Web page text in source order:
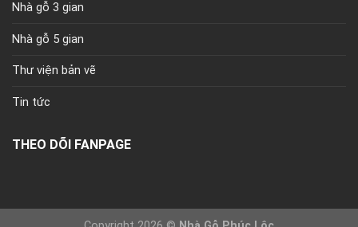
Nhà gỗ 3 gian
Nhà gỗ 5 gian
Thư viện bản vẽ
Tin tức
THEO DÕI FANPAGE